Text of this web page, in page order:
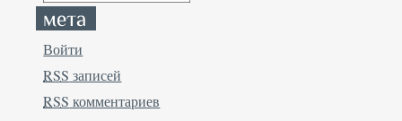
Войти
RSS записей
RSS комментариев